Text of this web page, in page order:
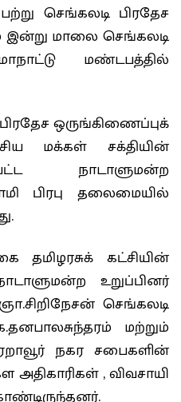
செங்கலடி பிரதேச
இன்று மாலை செங்கலடி
மண்டபத்தில்
ஒருங்கிணைப்புக்
மக்கள் சக்தியின்
நாடாளுமன்ற
பிரபு தலைமையில்
கட்சியின்
உறுப்பினர்
செங்கலடி
மற்றும்
நகர சபைகளின்
, விவசாயி